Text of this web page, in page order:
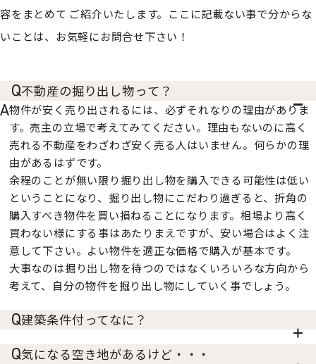
容をまとめて ご紹介いたします。ここに記載ない事で分からな
いことは、お気軽にお問合せ下さい！
不動産の掘り出し物って？
物件が安く売り出されるには、必ずそれなりの理由がありま
す。売主の立場で考えてみてください。理由もないのに高く
売れる不動産をわざわざ安く売る人はいません。何らかの理
由があるはずです。
余程のことが無い限り掘り出し物を購入できる可能性は低い
ということになり、掘り出し物にこだわり過ぎると、折角の
購入すべき物件を買い損ねることになります。相場より高く
買わない様にする事はあたりまえですが、安い場合はよく注
意して下さい。よい物件を適正な価格で購入が基本です。
大事なのは掘り出し物を待つのではなくいろいろな方向から
考えて、自分の物件を掘り出し物にしていく事でしょう。
建築条件付ってなに？
気になる空き地があるけど・・・